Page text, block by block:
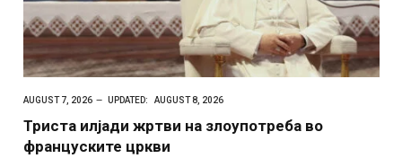
AUGUST 7, 2026 UPDATED: AUGUST 8, 2026
Триста илјади жртви на злоупотреба во
француските цркви